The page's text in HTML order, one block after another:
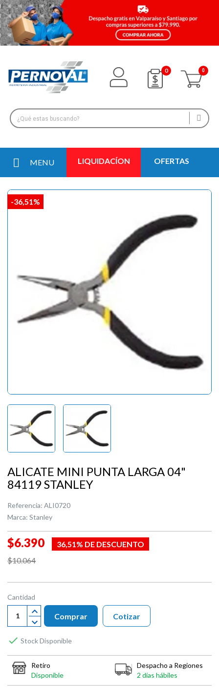
0
MENU LIQUIDACÍON OFERTAS
-36,51%
ALICATE MINI PUNTA LARGA 04"
84119 STANLEY
Referencia: ALI0720
Marca: Stanley
$6.390
36,51% DE DESCUENTO
$10.064
Cantidad
Comprar
 Stock Disponible
Cotizar
Retiro
Disponible
Despacho a Regiones
2 días hábiles